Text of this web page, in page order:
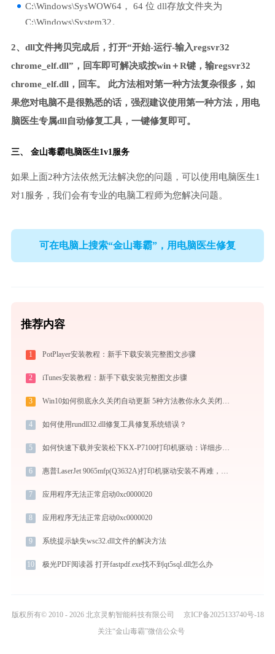
C:\Windows\SysWOW64， 64 位 dll存放文件夹为
C:\Windows\System32。
2、dll文件拷贝完成后，打开“开始-运行-输入regsvr32
chrome_elf.dll”，回车即可解决或按win＋R键，输regsvr32
chrome_elf.dll，回车。 此方法相对第一种方法复杂很多，如
果您对电脑不是很熟悉的话，强烈建议使用第一种方法，用电
脑医生专属dll自动修复工具，一键修复即可。
三、 金山毒霸电脑医生1v1服务
如果上面2种方法依然无法解决您的问题，可以使用电脑医生1
对1服务，我们会有专业的电脑工程师为您解决问题。
可在电脑上搜索“金山毒霸”，用电脑医生修复
推荐内容
1 PotPlayer安装教程：新手下载安装完整图文步骤
2 iTunes安装教程：新手下载安装完整图文步骤
3 Win10如何彻底永久关闭自动更新 5种方法教你永久关闭win10自动更新
4 如何使用rundll32.dll修复工具修复系统错误？
5 如何快速下载并安装松下KX-P7100打印机驱动：详细步骤解析
6 惠普LaserJet 9065mfp(Q3632A)打印机驱动安装不再难，跟着这些步骤一学就会
7 应用程序无法正常启动0xc0000020
8 应用程序无法正常启动0xc0000020
9 系统提示缺失wsc32.dll文件的解决方法
10 极光PDF阅读器 打开fastpdf.exe找不到qt5sql.dll怎么办
版权所有© 2010 - 2026 北京灵豹智能科技有限公司
京ICP备2025133740号-18
关注“金山毒霸”微信公众号